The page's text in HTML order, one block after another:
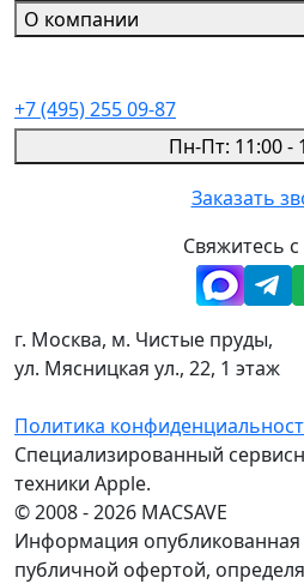
О компании
+7 (495) 255 09-87
Пн-Пт: 11:00 -
Заказать
Свяжитесь
г. Москва, м. Чистые пруды,
ул. Мясницкая ул., 22, 1 этаж
Политика
Специализированный
техники Apple.
© 2008 - 2026 MACSAVE
Информация опубликованная
публичной офертой,